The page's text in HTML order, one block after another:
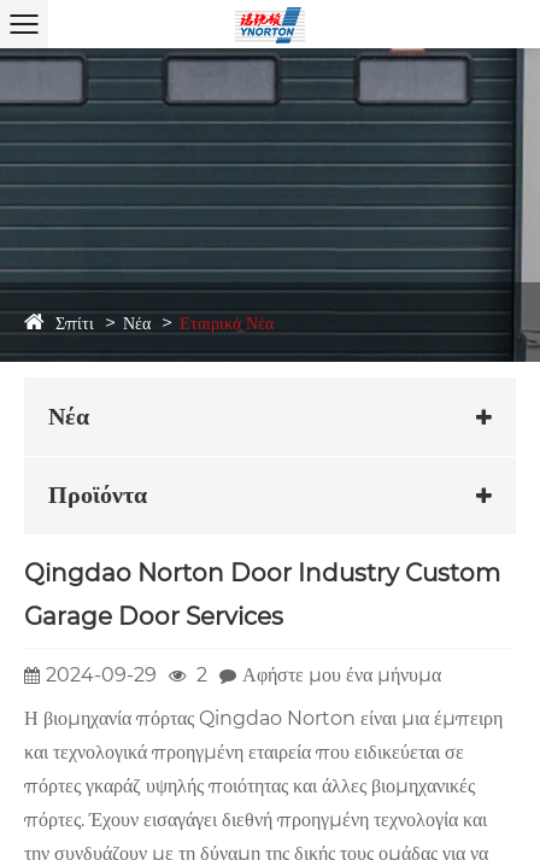
Σπίτι Νέα Εταιρικά Νέα
Νέα
Προϊόντα
Qingdao Norton Door Industry Custom
Garage Door Services
2024-09-29 2
Αφήστε μου ένα μήνυμα
Η βιομηχανία πόρτας Qingdao Norton είναι μια έμπειρη
και τεχνολογικά προηγμένη εταιρεία που ειδικεύεται σε
πόρτες γκαράζ υψηλής ποιότητας και άλλες βιομηχανικές
πόρτες. Έχουν εισαγάγει διεθνή προηγμένη τεχνολογία και
την συνδυάζουν με τη δύναμη της δικής τους ομάδας για να